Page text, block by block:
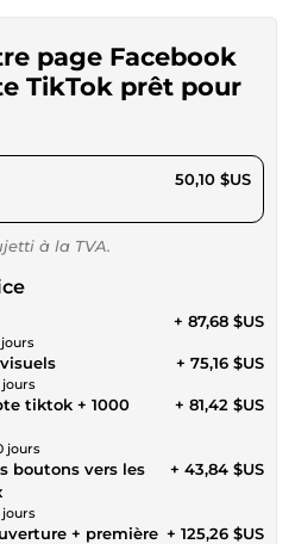
page Facebook
TikTok prêt pour
$US 50,10 $US
à la TVA.
+ 87,68 $US
+ 75,16 $US
tiktok + 1000
jours
+ 81,42 $US
boutons vers les
+ 43,84 $US
+ première + 125,26 $US